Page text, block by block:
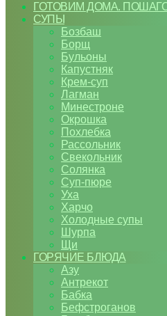
ГОТОВИМ ДОМА.
СУПЫ
Бозбаш
Борщ
Бульоны
Капустняк
Крем-суп
Лагман
Минестроне
Окрошка
Похлебка
Рассольник
Свекольник
Солянка
Суп-пюре
Уха
Харчо
Холодные супы
Шурпа
Щи
ГОРЯЧИЕ БЛЮДА
Азу
Антрекот
Бабка
Бефстроганов